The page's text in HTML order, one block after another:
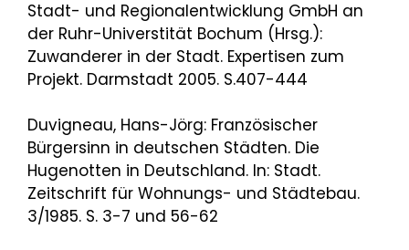
Stadt- und Regionalentwicklung GmbH an
der Ruhr-Universtität Bochum (Hrsg.):
Zuwanderer in der Stadt. Expertisen zum
Projekt. Darmstadt 2005. S.407-444
Duvigneau, Hans-Jörg: Französischer
Bürgersinn in deutschen Städten. Die
Hugenotten in Deutschland. In: Stadt.
Zeitschrift für Wohnungs- und Städtebau.
3/1985. S. 3-7 und 56-62